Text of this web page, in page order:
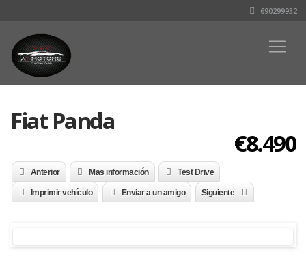
690299932
Fiat Panda
€8.490
Anterior Mas información Test Drive
Imprimir vehículo Enviar a un amigo Siguiente